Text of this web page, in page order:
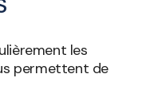
les
permettent de